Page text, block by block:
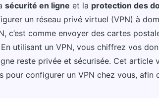
sécurité en ligne et la protection des
un réseau privé virtuel (VPN) à
c’est comme envoyer des cartes
utilisant un VPN, vous chiffrez vos
reste privée et sécurisée. Cet article
pour configurer un VPN chez vous,